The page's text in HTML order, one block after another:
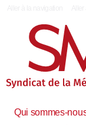
Qui sommes-